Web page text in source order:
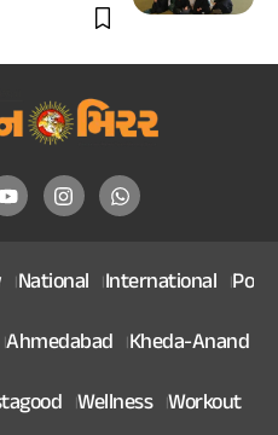
National International
Ahmedabad Kheda-Anand
Wellness Workout